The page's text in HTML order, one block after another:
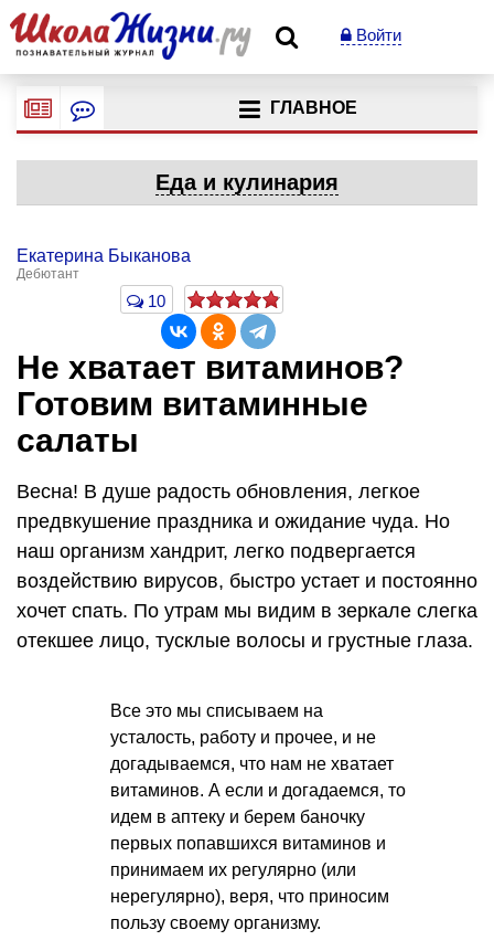
Войти
ГЛАВНОЕ
Еда и кулинария
Екатерина Быканова
Дебютант
10
Не хватает витаминов?
Готовим витаминные
салаты
Весна! В душе радость обновления, легкое
предвкушение праздника и ожидание чуда. Но
наш организм хандрит, легко подвергается
воздействию вирусов, быстро устает и постоянно
хочет спать. По утрам мы видим в зеркале слегка
отекшее лицо, тусклые волосы и грустные глаза.
Все это мы списываем на
усталость, работу и прочее, и не
догадываемся, что нам не хватает
витаминов. А если и догадаемся, то
идем в аптеку и берем баночку
первых попавшихся витаминов и
принимаем их регулярно (или
нерегулярно), веря, что приносим
пользу своему организму.